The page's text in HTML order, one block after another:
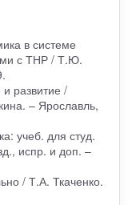
в системе
с ТНР / Т.Ю.
развитие /
– Ярославль,
учеб. для студ.
испр. и доп. –
/ Т.А. Ткаченко.